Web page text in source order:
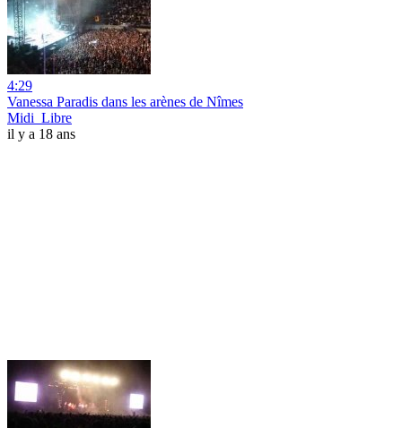
4:29
Vanessa Paradis dans les arènes de Nîmes
Midi_Libre
il y a 18 ans